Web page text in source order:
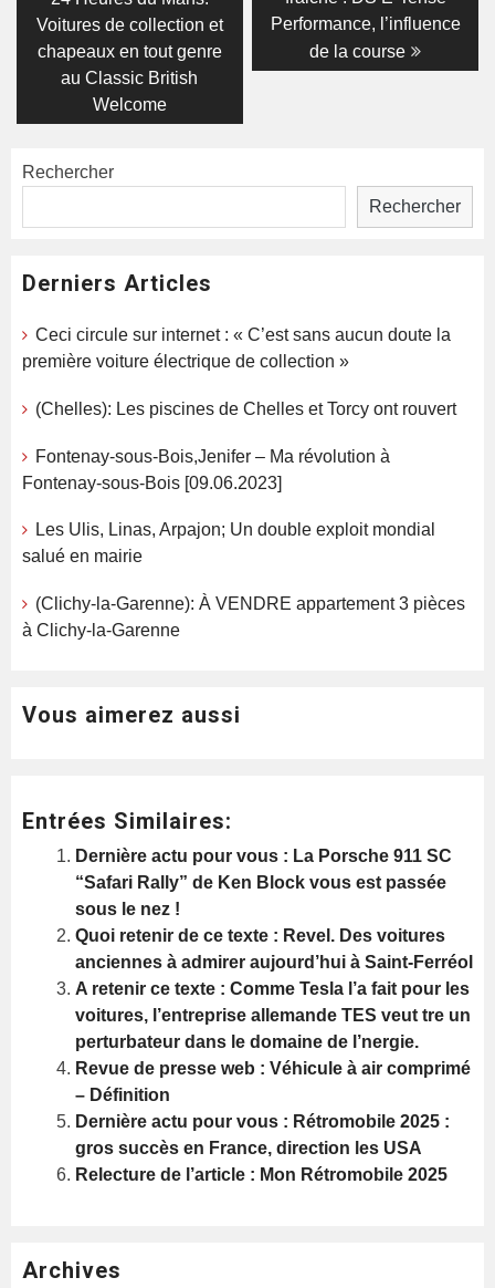
l’article
Voitures de collection et
chapeaux en tout genre
au Classic British
Welcome
Performance, l’influence
de la course
Rechercher
Rechercher
Derniers Articles
Ceci circule sur internet : « C’est sans aucun doute la
première voiture électrique de collection »
(Chelles): Les piscines de Chelles et Torcy ont rouvert
Fontenay-sous-Bois,Jenifer – Ma révolution à
Fontenay-sous-Bois [09.06.2023]
Les Ulis, Linas, Arpajon; Un double exploit mondial
salué en mairie
(Clichy-la-Garenne): À VENDRE appartement 3 pièces
à Clichy-la-Garenne
Vous aimerez aussi
Entrées Similaires:
Dernière actu pour vous : La Porsche 911 SC
“Safari Rally” de Ken Block vous est passée
sous le nez !
Quoi retenir de ce texte : Revel. Des voitures
anciennes à admirer aujourd’hui à Saint-Ferréol
A retenir ce texte : Comme Tesla l’a fait pour les
voitures, l’entreprise allemande TES veut tre un
perturbateur dans le domaine de l’nergie.
Revue de presse web : Véhicule à air comprimé
– Définition
Dernière actu pour vous : Rétromobile 2025 :
gros succès en France, direction les USA
Relecture de l’article : Mon Rétromobile 2025
Archives